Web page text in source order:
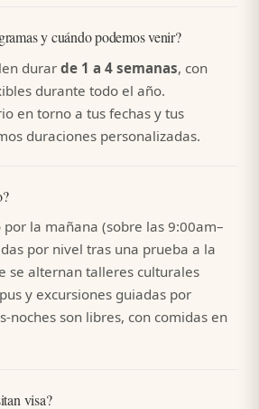
y cuándo podemos venir?
durar de 1 a 4 semanas, con
durante todo el año.
en torno a tus fechas y tus
duraciones personalizadas.
por la mañana (sobre las 9:00am–
por nivel tras una prueba a la
se alternan talleres culturales
y excursiones guiadas por
noches son libres, con comidas en
visa?